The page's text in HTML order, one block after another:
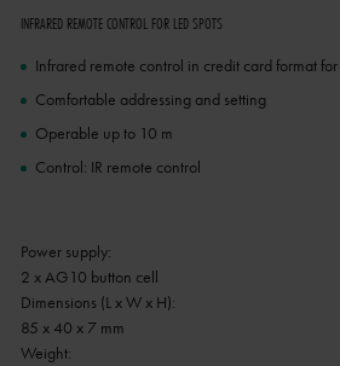
INFRARED REMOTE CONTROL FOR LED SPOTS
Infrared remote control in credit card format
Comfortable addressing and setting
Operable up to 10 m
Control: IR remote control
Power supply:
2 x AG10 button cell
Dimensions (L x W x H):
85 x 40 x 7 mm
Weight: